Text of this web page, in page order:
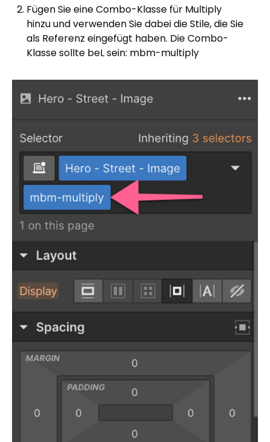
Fügen Sie eine Combo-Klasse für Multiply
hinzu und verwenden Sie dabei die Stile, die Sie
als Referenz eingefügt haben. Die Combo-
Klasse sollte beL sein: mbm-multiply